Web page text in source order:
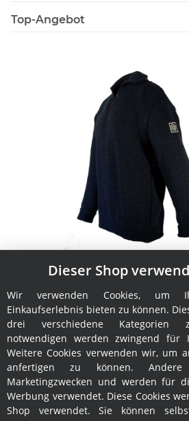
Top-Angebot
Troyer Pining & Pothorst
189,00 €*
Dieser Shop
Wir verwenden Cookies, um
Einkaufserlebnis bieten zu können.
drei verschiedene Kategorien
notwendigen werden zwingend für
Weitere Cookies verwenden wir, um
anfertigen zu können.
Marketingzwecken und werden für
Werbung verwendet. Diese Cookies
Shop verwendet. Sie können